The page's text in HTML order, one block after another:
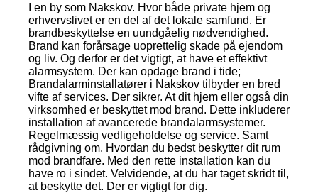
I en by som Nakskov. Hvor både private hjem og
erhvervslivet er en del af det lokale samfund. Er
brandbeskyttelse en uundgåelig nødvendighed.
Brand kan forårsage uoprettelig skade på ejendom
og liv. Og derfor er det vigtigt, at have et effektivt
alarmsystem. Der kan opdage brand i tide;
Brandalarminstallatører i Nakskov tilbyder en bred
vifte af services. Der sikrer. At dit hjem eller også din
virksomhed er beskyttet mod brand. Dette inkluderer
installation af avancerede brandalarmsystemer.
Regelmæssig vedligeholdelse og service. Samt
rådgivning om. Hvordan du bedst beskytter dit rum
mod brandfare. Med den rette installation kan du
have ro i sindet. Velvidende, at du har taget skridt til,
at beskytte det. Der er vigtigt for dig.